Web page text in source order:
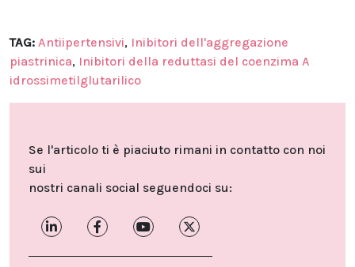
TAG: Antiipertensivi, Inibitori dell'aggregazione
piastrinica, Inibitori della reduttasi del coenzima A
idrossimetilglutarilico
Se l'articolo ti è piaciuto rimani in contatto con noi
sui
nostri canali social seguendoci su: